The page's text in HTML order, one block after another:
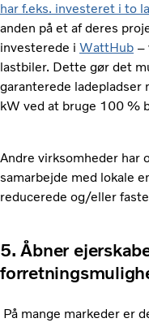
har f.eks. investeret i to
anden på et af deres
investerede i WattHub –
lastbiler. Dette gør det
garanterede ladepladser
kW ved at bruge 100 %
Andre virksomheder
samarbejde med lokale
reducerede og/eller
5. Åbner
På mange markeder er